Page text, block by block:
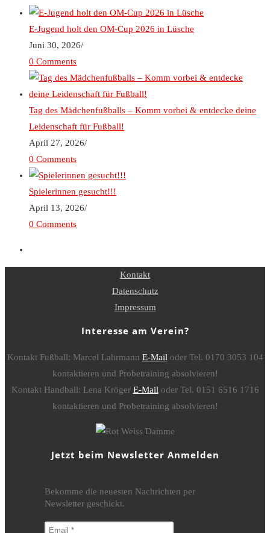
E-Jugend holt den OM-Cup 2026 in Lüsche
Juni 30, 2026/
0 Comments
Tag des Mädchenfußballs – Komm vorbei & entdecke deine
Leidenschaft für Fußball!
April 27, 2026/
0 Comments
Spielerinnen gesucht!!!
April 13, 2026/
0 Comments
Kontakt
Datenschutz
Impressum
Interesse am Verein?
Kontakt Fußball: Marcel Lahrmann E-Mailoder Tel. 0170 3053 104
kontaktieren und Probetraining absolvieren!
Kontakt Handball: Lena Kröger E-Mailoder Tel. 0151 6516 1716
kontaktieren und Probetraining absolvieren!
Jetzt beim Newsletter Anmelden
Bekomme die neuesten Nachrichten per
Newsletter geschickt.